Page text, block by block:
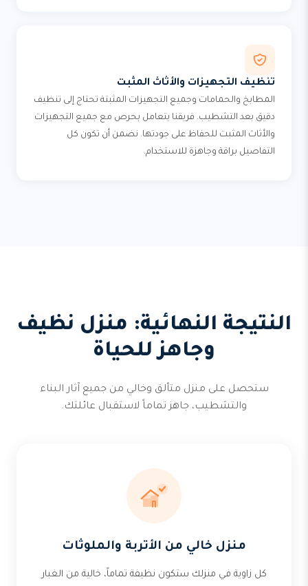
تنظيف التجهيزات والأثاث المثبت
المطابخ والحمامات وجميع التجهيزات المثبتة تحتاج إلى تنظيف
دقيق بعد التشطيب. فريقنا يتعامل بحرص مع جميع التجهيزات
والأثاث المثبت للحفاظ على جودتها. نضمن أن تكون كل
التفاصيل براقة وجاهزة للاستخدام.
النتيجة النهائية: منزل نظيف
وجاهز للحياة
ستحصل على منزل متألق وخالي من جميع آثار البناء
والتشطيب، جاهز تماماً لاستقبال عائلتك.
منزل خالي من الأتربة والملوثات
كل زاوية في منزلك ستكون نظيفة تماماً، خالية من الغبار